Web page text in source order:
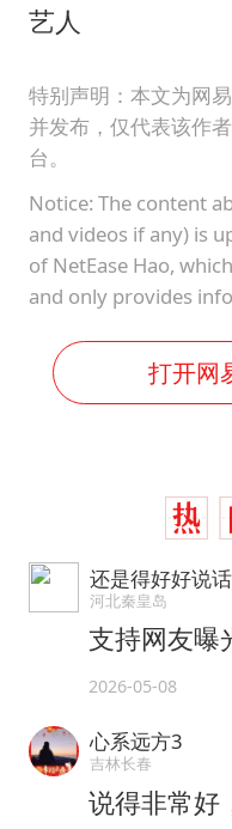
艺人
特别声明：本文为网
并发布，仅代表该作
台。
Notice: The content
and videos if any) is
of NetEase Hao,
and only provides
打开网
还是得好好说话
河北秦皇岛
支持网友曝
2026-05-08
心系远方3
吉林长春
说得非常好